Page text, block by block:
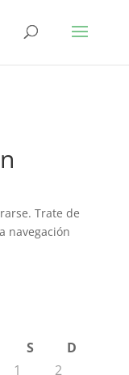
Trate de
navegación
S
D
1
2